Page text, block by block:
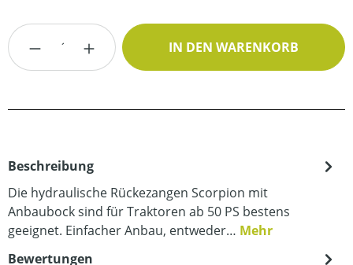
Produkt Anzahl: Gib den gewünschten
IN DEN WARENKORB
Beschreibung
Die hydraulische Rückezangen Scorpion mit
Anbaubock sind für Traktoren ab 50 PS bestens
geeignet. Einfacher Anbau, entweder… Mehr
Bewertungen